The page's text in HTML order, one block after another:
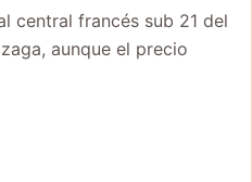
central francés sub 21 del
aunque el precio